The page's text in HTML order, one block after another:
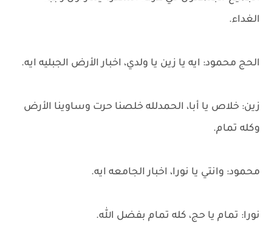
الغداء.
الحج محمود: ايه يا زين يا ولدي، اخبار الأرض الجبليه ايه.
زين: خلاص يا أبا، الحمدلله خلصنا حرت وساوينا الأرض
وكله تمام.
محمود: وانتي يا نورا، اخبار الجامعه ايه.
نورا: تمام يا حج، كله تمام بفضل الله.